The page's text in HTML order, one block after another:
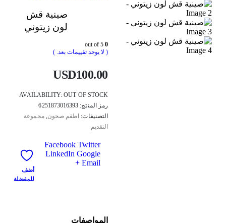
صينية قش
لون زيتوني
0
( لا يوجد تقييمات بعد. )
USD100.00
AVAILABILITY:OUT OF STOCK
رمز المنتج: 6251873016393
التصنيفات: اطقم صحون,مجموعة
التقديم
Facebook Twitter
LinkedIn Google
+ Email
أضف
للمفضلة
المواصفات